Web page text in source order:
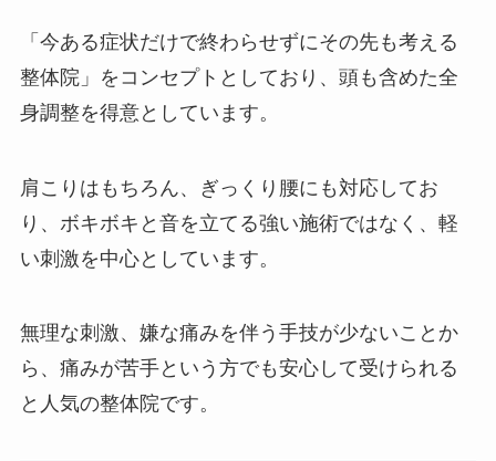
「今ある症状だけで終わらせずにその先も考える
整体院」をコンセプトとしており、頭も含めた全
身調整を得意としています。
肩こりはもちろん、ぎっくり腰にも対応してお
り、ボキボキと音を立てる強い施術ではなく、軽
い刺激を中心としています。
無理な刺激、嫌な痛みを伴う手技が少ないことか
ら、痛みが苦手という方でも安心して受けられる
と人気の整体院です。